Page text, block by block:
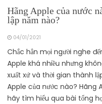
Hãng Apple của nước
lập năm nào?
04/01/2021
Chắc hẳn mọi người nghe
Apple khá nhiều nhưng
xuất xứ và thời gian thành
Apple của nước nào? Hãng
hãy tìm hiểu qua bài tổng